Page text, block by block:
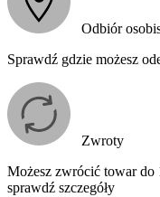
Odbiór
Sprawdź gdzie możesz
Zwroty
Możesz zwrócić towar do
sprawdź szczegóły